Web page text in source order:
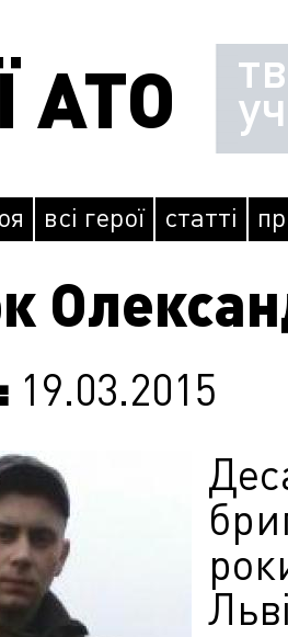
АТО
всі герої статті
19.03.2015